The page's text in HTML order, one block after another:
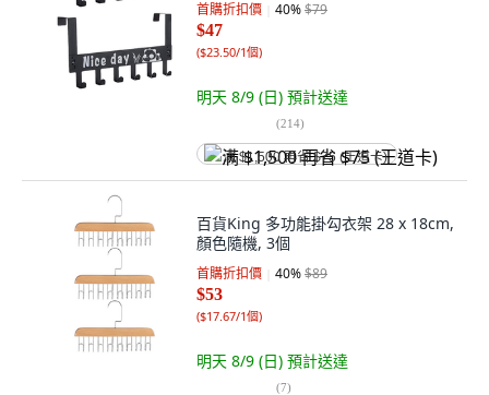
首購折扣價 40%$79
$47
($23.50/1個)
明天 8/9 (日) 預計送達
(214)
满 $1,500 再省 $75 (王道卡)
百貨King 多功能掛勾衣架 28 x 18cm,
顏色隨機, 3個
首購折扣價 40%$89
$53
($17.67/1個)
明天 8/9 (日) 預計送達
(7)